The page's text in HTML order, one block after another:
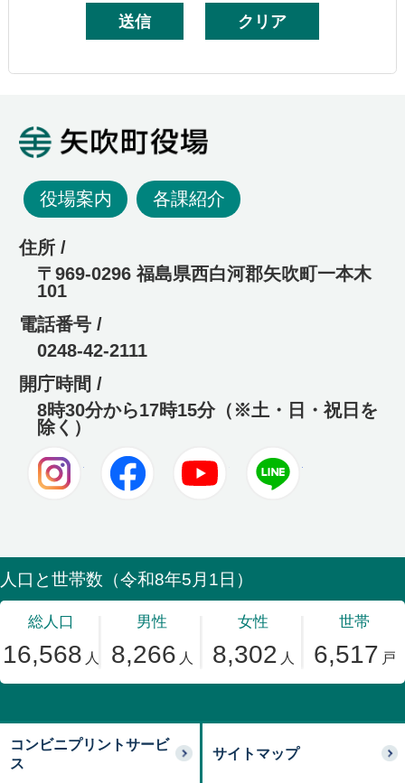
役場案内 各課紹介
住所 /
〒969-0296 福島県西白河郡矢吹町一本木
101
電話番号 /
0248-42-2111
開庁時間 /
8時30分から17時15分（※土・日・祝日を
除く）
Instagram Facebook Youtube
コンビニプリントサービ
ス
サイトマップ